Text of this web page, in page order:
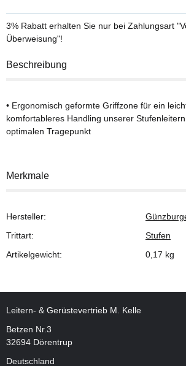
3% Rabatt erhalten Sie nur bei Zahlungsart
Überweisung"!
Beschreibung
• Ergonomisch geformte Griffzone für ein
komfortableres Handling unserer
optimalen Tragepunkt
Merkmale
Hersteller:
Trittart:
Stufen
Artikelgewicht:
0,17 kg
Leitern- & Gerüstevertrieb M. Kelle
Betzen Nr.3
32694 Dörentrup
Deutschland